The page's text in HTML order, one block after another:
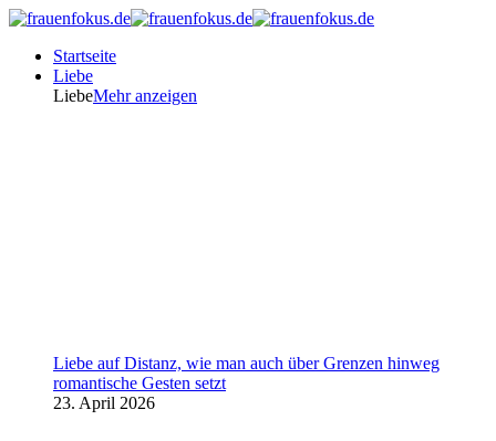
Startseite
Liebe
LiebeMehr anzeigen
Liebe auf Distanz, wie man auch über Grenzen hinweg
romantische Gesten setzt
23. April 2026